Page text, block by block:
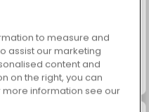
Trollface Quest: USA 2
to measure and
assist our marketing
content and
on the right, you can
more information see our